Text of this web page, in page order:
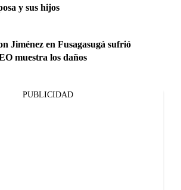
y sus hijos
Jiménez en Fusagasugá sufrió
muestra los daños
PUBLICIDAD